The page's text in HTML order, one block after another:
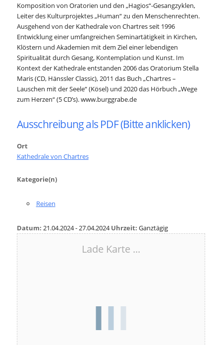
Komposition von Oratorien und den „Hagios“-Gesangzyklen,
Leiter des Kulturprojektes „Human“ zu den Menschenrechten.
Ausgehend von der Kathedrale von Chartres seit 1996
Entwicklung einer umfangreichen Seminartätigkeit in Kirchen,
Klöstern und Akademien mit dem Ziel einer lebendigen
Spiritualität durch Gesang, Kontemplation und Kunst. Im
Kontext der Kathedrale entstanden 2006 das Oratorium Stella
Maris (CD, Hänssler Classic), 2011 das Buch „Chartres –
Lauschen mit der Seele“ (Kösel) und 2020 das Hörbuch „Wege
zum Herzen“ (5 CD’s). www.burggrabe.de
Ausschreibung als PDF (Bitte anklicken)
Ort
Kathedrale von Chartres
Kategorie(n)
Reisen
Datum: 21.04.2024 - 27.04.2024Uhrzeit: Ganztägig
Lade Karte ...